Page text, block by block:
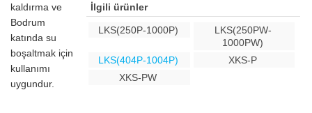
İlgili ürünler
LKS(250P-1000P)
LKS(250PW-
1000PW)
LKS(404P-1004P)
XKS-P
XKS-PW
kaldırma ve
Bodrum
katında su
boşaltmak için
kullanımı
uygundur.